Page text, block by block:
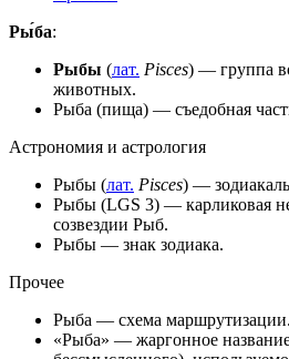
Ры́ба:
Рыбы (лат. Pisces) — группа
животных.
Рыба (пища) — съедобная
Астрономия и астрология
Рыбы (лат. Pisces) —
Рыбы (LGS 3) — карликовая
созвездии Рыб.
Рыбы — знак зодиака.
Прочее
Рыба — схема маршрутизации.
«Рыба» — жаргонное